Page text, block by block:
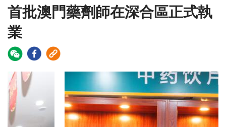
首批澳門藥劑師在深合區正式執
業